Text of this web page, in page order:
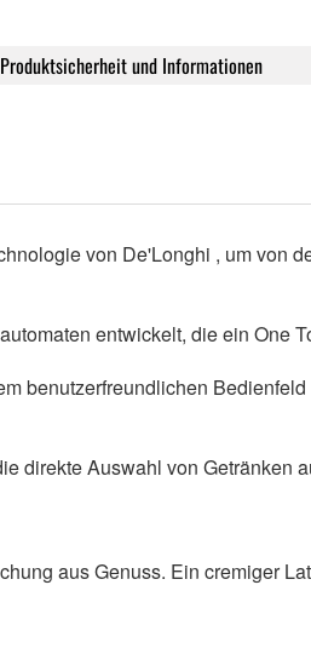
Produktsicherheit und Informationen
von De'Longhi , um von
entwickelt, die ein One
benutzerfreundlichen
direkte Auswahl von Getränken
aus Genuss. Ein cremiger